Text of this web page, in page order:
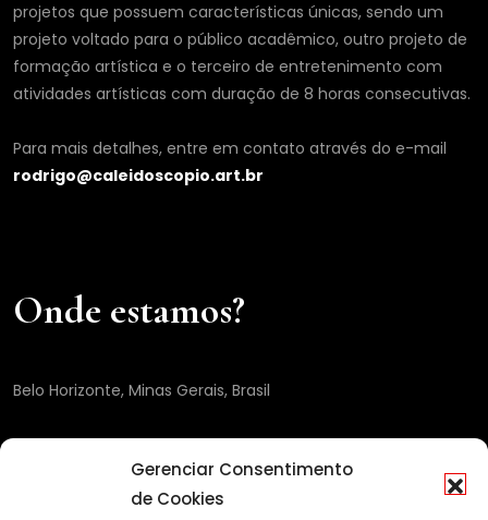
Gerenciar Consentimento
de Cookies
projetos que possuem características únicas, sendo um
projeto voltado para o público acadêmico, outro projeto de
formação artística e o terceiro de entretenimento com
atividades artísticas com duração de 8 horas consecutivas.
Para mais detalhes, entre em contato através do e-mail
rodrigo@caleidoscopio.art.br
Onde estamos?
Belo Horizonte, Minas Gerais, Brasil